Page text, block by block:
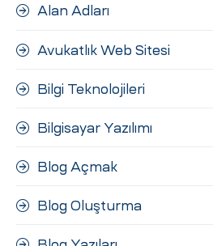
Alan Adları
Avukatlık Web Sitesi
Bilgi Teknolojileri
Bilgisayar Yazılımı
Blog Açmak
Blog Oluşturma